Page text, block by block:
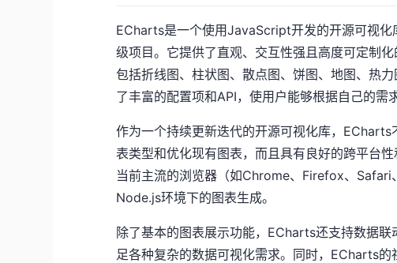
ECharts是一个使用JavaScript开发的开源可视
级项目。它提供了直观、交互性强且高度可定制
包括折线图、柱状图、散点图、饼图、地图、热
了丰富的配置项和API，使用户能够根据自己的需
作为一个持续更新迭代的开源可视化库，
表类型和优化现有图表，而且具有良好的跨平台
当前主流的浏览器（如Chrome、Firefox、Safari
Node.js环境下的图表生成。
除了基本的图表展示功能，ECharts还支持数据
足各种复杂的数据可视化需求。同时，ECharts